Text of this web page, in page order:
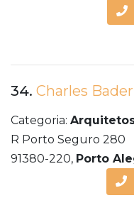
34. Charles
Categoria:
R Porto Seguro 280
91380-220, Porto